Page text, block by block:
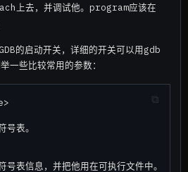
上去，并调试他。program应该在
的启动开关，详细的开关可以用gdb
一些比较常用的参数：
表。
表信息，并把他用在可执行文件中。